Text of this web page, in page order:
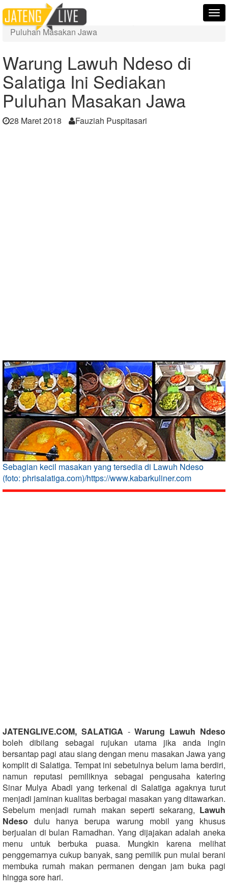
Home
Berita
Warung Lawuh Ndeso di Salatiga Ini Sediakan
Puluhan Masakan Jawa
Warung Lawuh Ndeso di
Salatiga Ini Sediakan
Puluhan Masakan Jawa
28 Maret 2018 Fauziah Puspitasari
Sebagian kecil masakan yang tersedia di Lawuh Ndeso
(foto: phrisalatiga.com)/https://www.kabarkuliner.com
JATENGLIVE.COM, SALATIGA -Warung Lawuh Ndeso
boleh dibilang sebagai rujukan utama jika anda ingin
bersantap pagi atau siang dengan menu masakan Jawa yang
komplit di Salatiga. Tempat ini sebetulnya belum lama berdiri,
namun reputasi pemiliknya sebagai pengusaha katering
Sinar Mulya Abadi yang terkenal di Salatiga agaknya turut
menjadi jaminan kualitas berbagai masakan yang ditawarkan.
Sebelum menjadi rumah makan seperti sekarang, Lawuh
Ndeso dulu hanya berupa warung mobil yang khusus
berjualan di bulan Ramadhan. Yang dijajakan adalah aneka
menu untuk berbuka puasa. Mungkin karena melihat
penggemarnya cukup banyak, sang pemilik pun mulai berani
membuka rumah makan permanen dengan jam buka pagi
hingga sore hari.